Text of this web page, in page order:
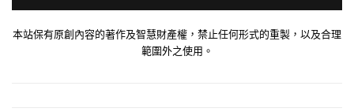
本站保有原創內容的著作及智慧財產權，禁止任何形式的重製，以及合理
範圍外之使用。